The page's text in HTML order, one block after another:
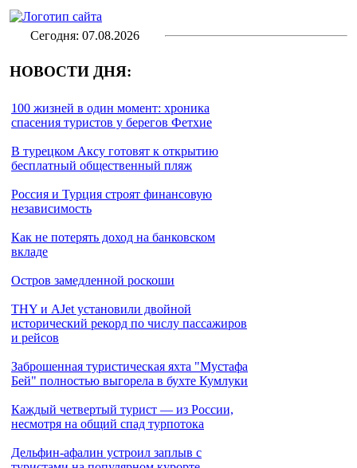
Сегодня: 07.08.2026
НОВОСТИ ДНЯ:
100 жизней в один момент: хроника
спасения туристов у берегов Фетхие
В турецком Аксу готовят к открытию
бесплатный общественный пляж
Россия и Турция строят финансовую
независимость
Как не потерять доход на банковском
вкладе
Остров замедленной роскоши
THY и AJet установили двойной
исторический рекорд по числу пассажиров
и рейсов
Заброшенная туристическая яхта "Мустафа
Бей" полностью выгорела в бухте Кумлуки
Каждый четвертый турист — из России,
несмотря на общий спад турпотока
Дельфин-афалин устроил заплыв с